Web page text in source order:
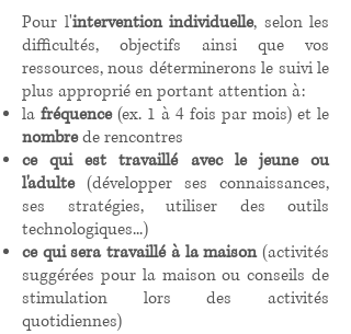
Pour l'intervention individuelle, selon les
difficultés, objectifs ainsi que vos
ressources, nous déterminerons le suivi le
plus approprié en portant attention à:
la fréquence(ex. 1 à 4 fois par mois) et le
nombrede rencontres
ce qui est travaillé avec le jeune ou
l'adulte(développer ses connaissances,
ses stratégies, utiliser des outils
technologiques...)
ce qui sera travaillé à la maison(activités
suggérées pour la maison ou conseils de
stimulation lors des activités
quotidiennes)